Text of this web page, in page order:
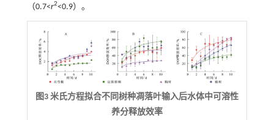
（0.7<r2<0.9）。
图3 米氏方程拟合不同树种凋落叶输入后水体中可溶性
养分释放效率